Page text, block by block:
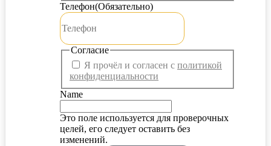
Телефон(Обязательно)
Согласие
Я прочёл и согласен с политикой
конфиденциальности
Name
Это поле используется для проверочных
целей, его следует оставить без
изменений.